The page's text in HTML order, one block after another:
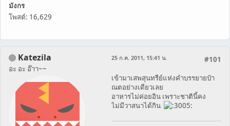
มังกร
โพสต์: 16,629
Katezila
อะ อะ อ๊าา~~
#101
25 ก.ค. 2011, 15:41 น.
เข้ามาเสพสุนทรีย์แห่งคำบรรยายป๋า
ณตอย่างเดียวเลย
อาหารไม่ค่อยอิน เพราะชาตินี้คง
ไม่มีวาสนาได้กิน